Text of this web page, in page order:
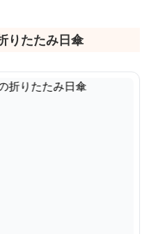
りたたみ日傘